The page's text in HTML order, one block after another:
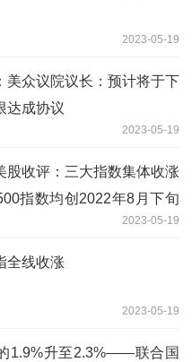
2023-05-19
美众议院议长：预计将于下
达成协议
2023-05-19
股收评：三大指数集体收涨
指数均创2022年8月下旬
2023-05-19
全线收涨
2023-05-19
1.9%升至2.3%——联合国